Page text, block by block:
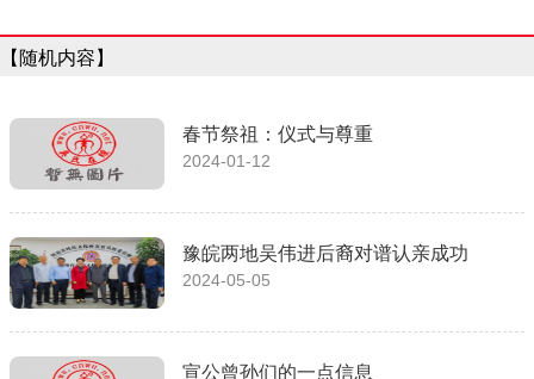
【随机内容】
春节祭祖：仪式与尊重
2024-01-12
豫皖两地吴伟进后裔对谱认亲成功
2024-05-05
宣公曾孙们的一点信息